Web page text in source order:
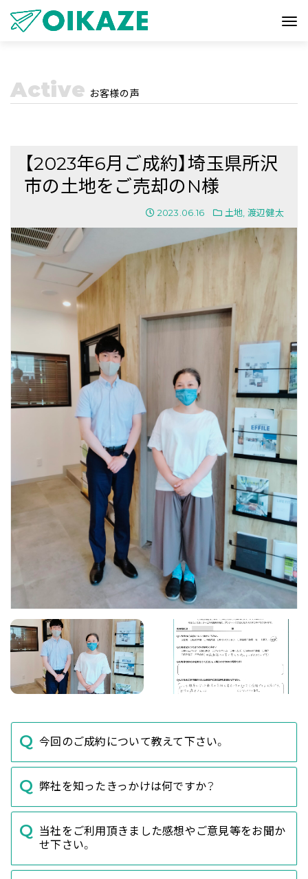
Active お客様の声
【2023年6月ご成約】埼玉県所沢
市の土地をご売却のN様
2023.06.16 土地 渡辺健太
今回のご成約について教えて下さい。
弊社を知ったきっかけは何ですか？
当社をご利用頂きました感想やご意見等をお聞か
せ下さい。